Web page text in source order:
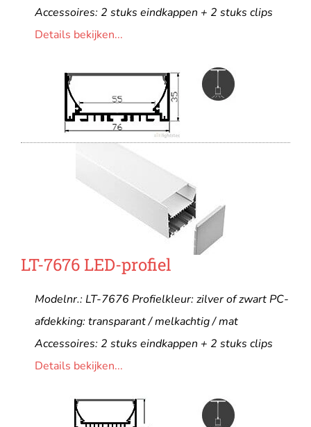
Accessoires: 2 stuks eindkappen + 2 stuks clips
Details bekijken...
LT-7676 LED-profiel
Modelnr.: LT-7676 Profielkleur: zilver of zwart PC-
afdekking: transparant / melkachtig / mat
Accessoires: 2 stuks eindkappen + 2 stuks clips
Details bekijken...